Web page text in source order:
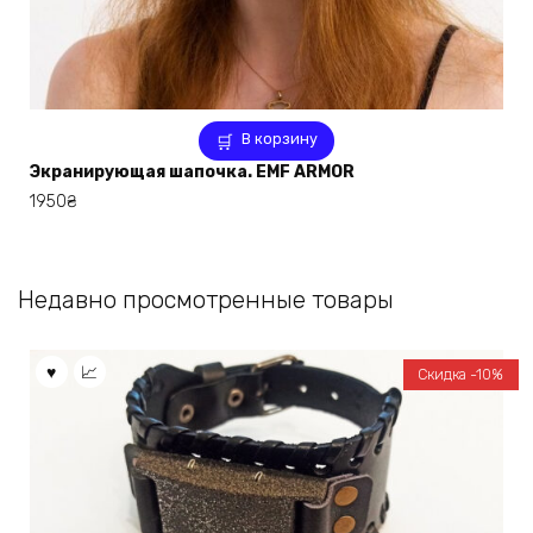
В корзину
Экранирующая шапочка. EMF ARMOR
1950₴
Недавно просмотренные товары
Скидка -10%